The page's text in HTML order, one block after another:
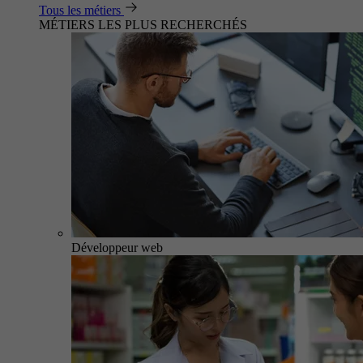
Tous les métiers
MÉTIERS LES PLUS RECHERCHÉS
Développeur web